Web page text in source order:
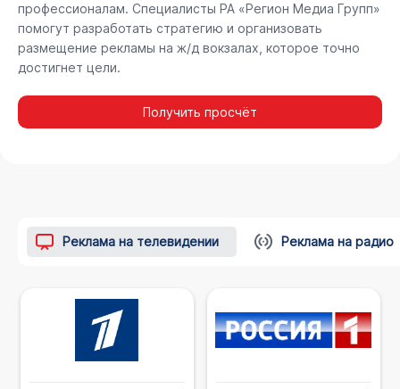
профессионалам. Специалисты РА «Регион Медиа Групп»
помогут разработать стратегию и организовать
размещение рекламы на ж/д вокзалах, которое точно
достигнет цели.
Получить просчёт
Реклама на телевидении Реклама на радио